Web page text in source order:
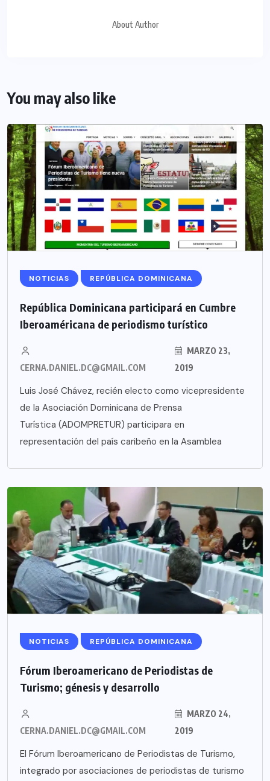
About Author
You may also like
NOTICIAS REPÚBLICA DOMINICANA
República Dominicana participará en Cumbre
Iberoaméricana de periodismo turístico
CERNA.DANIEL.DC@GMAIL.COM
MARZO 23,
2019
Luis José Chávez, recién electo como vicepresidente
de la Asociación Dominicana de Prensa
Turística (ADOMPRETUR) participara en
representación del país caribeño en la Asamblea
NOTICIAS REPÚBLICA DOMINICANA
Fórum Iberoamericano de Periodistas de
Turismo; génesis y desarrollo
CERNA.DANIEL.DC@GMAIL.COM
MARZO 24,
2019
El Fórum Iberoamericano de Periodistas de Turismo,
integrado por asociaciones de periodistas de turismo